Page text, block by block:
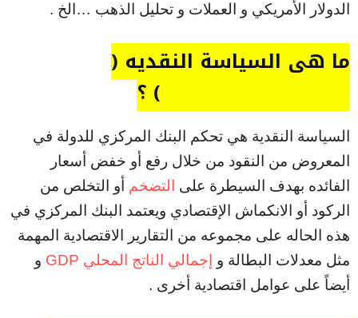
الدولار الأمريكي و العملات و تحليل الذهب …الخ .
ما هي السياسة النقديه (
السياسة النقدية هي تحكم البنك المركزي للدولة في
المعروض من النقود من خلال رفع أو خفض أسعار
الفائده بهدف السيطرة على
التضخم أو التخلص من
الركود أو الانكماش الإقتصادي ويعتمد البنك المركزي في
هذه الحاله على مجموعه من التقارير الاقتصادية المهمة
مثل معدلات البطالة و إجمالي الناتج المحلي GDP
و
أيضاً على عوامل اقتصادية أخرى .